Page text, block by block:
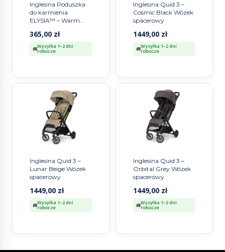
Inglesina Poduszka
do karmienia
ELYSIA™ – Warm
365,00 zł
Wysyłka 1–2 dni
robocze
Inglesina Quid 3 –
Cosmic Black Wózek
spacerowy
1449,00 zł
Wysyłka 1–2 dni
robocze
Inglesina Quid 3 –
Lunar Beige Wózek
spacerowy
1449,00 zł
Wysyłka 1–2 dni
robocze
Inglesina Quid 3 –
Orbital Grey Wózek
spacerowy
1449,00 zł
Wysyłka 1–2 dni
robocze